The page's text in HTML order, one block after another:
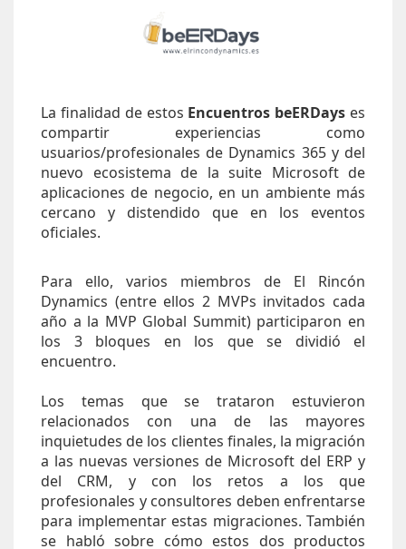
La finalidad de estos Encuentros beERDays es
compartir experiencias como
usuarios/profesionales de Dynamics 365 y del
nuevo ecosistema de la suite Microsoft de
aplicaciones de negocio, en un ambiente más
cercano y distendido que en los eventos
oficiales.
Para ello, varios miembros de El Rincón
Dynamics (entre ellos 2 MVPs invitados cada
año a la MVP Global Summit) participaron en
los 3 bloques en los que se dividió el
encuentro.
Los temas que se trataron estuvieron
relacionados con una de las mayores
inquietudes de los clientes finales, la migración
a las nuevas versiones de Microsoft del ERP y
del CRM, y con los retos a los que
profesionales y consultores deben enfrentarse
para implementar estas migraciones. También
se habló sobre cómo estos dos productos